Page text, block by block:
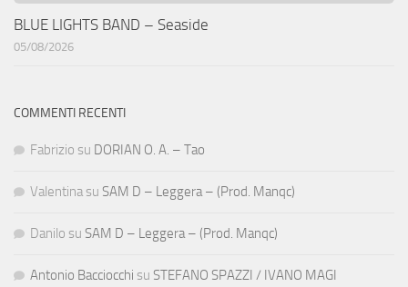
BLUE LIGHTS BAND – Seaside
05/08/2026
COMMENTI RECENTI
Fabrizio su DORIAN O. A. – Tao
Valentina su SAM D – Leggera – (Prod. Manqc)
Danilo su SAM D – Leggera – (Prod. Manqc)
Antonio Bacciocchi su STEFANO SPAZZI / IVANO MAGI